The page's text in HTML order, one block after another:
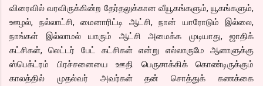
விரைவில் வரவிருக்கின்ற தேர்தலுக்கான வீயூகங்களும், யூகங்களும்,
ஊழல், நல்லாட்சி, மைனாரிட்டி ஆட்சி, நான் யாரோடும் இல்லை,
நாங்கள் இல்லாமல் யாரும் ஆட்சி அமைக்க முடியாது, ஜாதிக்
கட்சிகள், லெட்டர் பேட் கட்சிகள் என்று எல்லாருமே ஆளாளுக்கு
ஸ்பெக்ட்ரம் பிரச்சனையை ஊதி பெருசாக்கிக் கொண்டிருக்கும்
காலத்தில் முதல்வர் அவர்கள் தன் சொத்துக் கணக்கை